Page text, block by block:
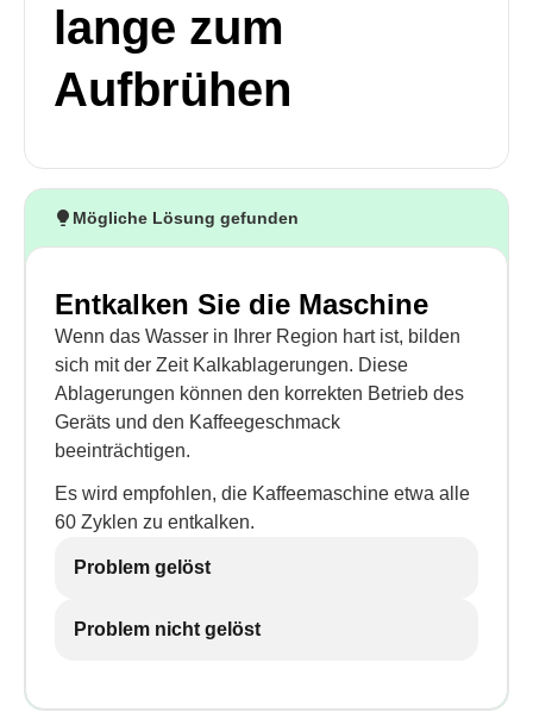
lange zum
Aufbrühen
Mögliche Lösung gefunden
Entkalken Sie die Maschine
Wenn das Wasser in Ihrer Region hart ist, bilden
sich mit der Zeit Kalkablagerungen. Diese
Ablagerungen können den korrekten Betrieb des
Geräts und den Kaffeegeschmack
beeinträchtigen.
Es wird empfohlen, die Kaffeemaschine etwa alle
60 Zyklen zu entkalken.
Problem gelöst
Problem nicht gelöst